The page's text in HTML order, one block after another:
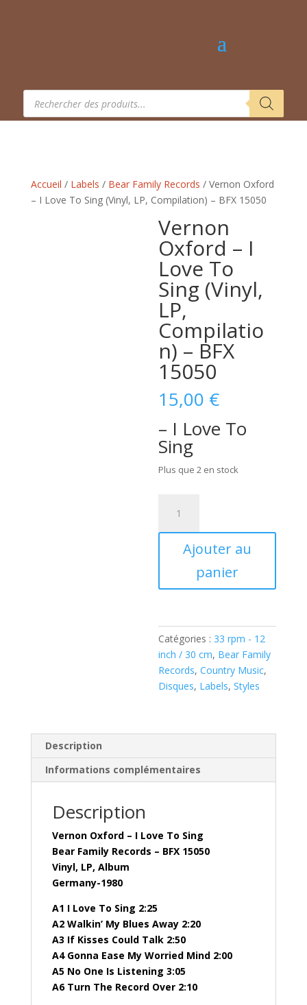
Recherche
produits
Accueil / Labels / Bear Family Records / Vernon Oxford
– I Love To Sing (Vinyl, LP, Compilation) – BFX 15050
Vernon
Oxford – I
Love To
Sing (Vinyl,
LP,
Compilatio
n) – BFX
15050
15,00 €
– I Love To
Sing
Plus que 2 en stock
Vernon
Oxford
Sing
(Vinyl,
LP,
Compilation)
–
Ajouter au
panier
Catégories : 33 rpm - 12
inch / 30 cm, Bear Family
Records,Country Music,
Disques, Labels,Styles
Description
Informations complémentaires
Description
Vernon Oxford – I Love To Sing
Bear Family Records – BFX 15050
Vinyl, LP, Album
Germany-1980
A1 I Love To Sing 2:25
A2 Walkin’ My Blues Away 2:20
A3 If Kisses Could Talk 2:50
A4 Gonna Ease My Worried Mind 2:00
A5 No One Is Listening 3:05
A6 Turn The Record Over 2:10